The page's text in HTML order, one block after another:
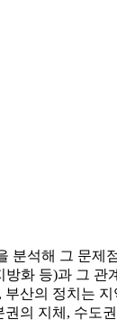
분석해 그 문제
화 등)과 그
부산의 정치는
의 지체, 수도